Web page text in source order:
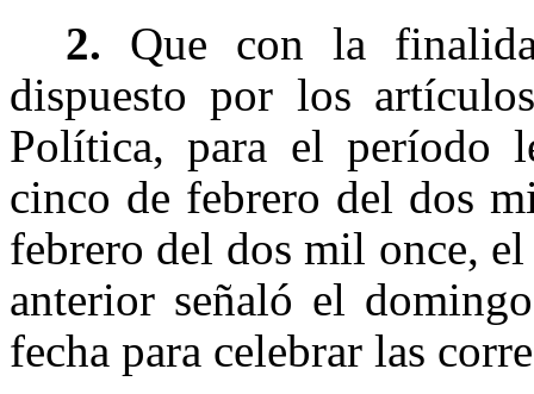
2. Que con la
dispuesto por los
Política, para el período
cinco de febrero del dos
febrero del dos mil once,
anterior señaló el
fecha para celebrar las